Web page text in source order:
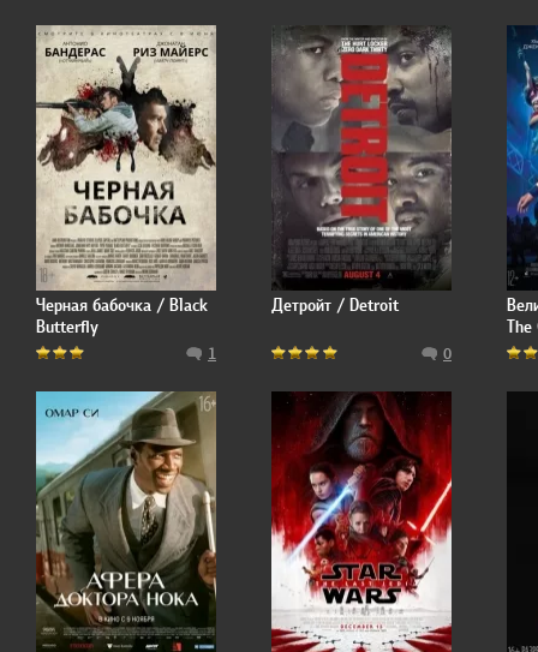
Черная бабочка / Black
Butterfly
1
Детройт / Detroit
0
The